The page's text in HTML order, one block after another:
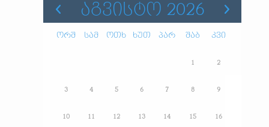
ᲐᲒᲕᲘᲡᲢᲝ 2026
ორშ სამ ოთხ ხუთ პარ შაბ კვი
1 2
3 4 5 6 7 8 9
10 11 12 13 14 15 16